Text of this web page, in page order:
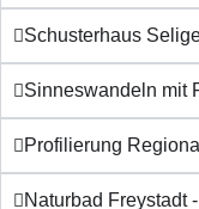
Schusterhaus
Sinneswandeln mit
Profilierung
Naturbad Freystadt